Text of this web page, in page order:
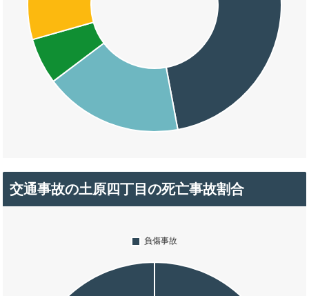
交通事故の土原四丁目の死亡事故割合